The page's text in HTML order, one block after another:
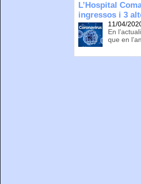
L’Hospital
ingressos i 3
11/04/
En
que en